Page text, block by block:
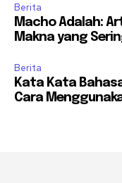
Berita
Macho Adalah:
Makna yang
Berita
Kata Kata
Cara